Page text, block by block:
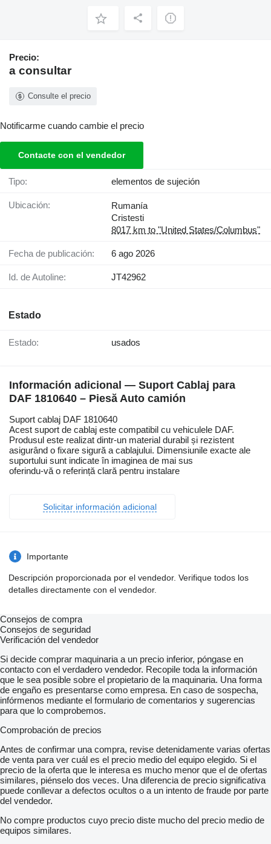
Precio:
a consultar
Consulte el precio
Notificarme cuando cambie el precio
Contacte con el vendedor
Tipo: elementos de sujeción
Ubicación:
Rumanía
Cristesti
8017 km to "United States/Columbus"
Fecha de publicación: 6 ago 2026
Id. de Autoline: JT42962
Estado
Estado: usados
Información adicional — Suport Cablaj para
DAF 1810640 – Piesă Auto camión
Suport cablaj DAF 1810640
Acest suport de cablaj este compatibil cu vehiculele DAF.
Produsul este realizat dintr-un material durabil și rezistent
asigurând o fixare sigură a cablajului. Dimensiunile exacte ale
suportului sunt indicate în imaginea de mai sus
oferindu-vă o referință clară pentru instalare
Solicitar información adicional
Importante
Descripción proporcionada por el vendedor. Verifique todos los
detalles directamente con el vendedor.
Consejos de compra
Consejos de seguridad
Verificación del vendedor
Si decide comprar maquinaria a un precio inferior, póngase en
contacto con el verdadero vendedor. Recopile toda la información
que le sea posible sobre el propietario de la maquinaria. Una forma
de engaño es presentarse como empresa. En caso de sospecha,
infórmenos mediante el formulario de comentarios y sugerencias
para que lo comprobemos.
Comprobación de precios
Antes de confirmar una compra, revise detenidamente varias ofertas
de venta para ver cuál es el precio medio del equipo elegido. Si el
precio de la oferta que le interesa es mucho menor que el de ofertas
similares, piénselo dos veces. Una diferencia de precio significativa
puede conllevar a defectos ocultos o a un intento de fraude por parte
del vendedor.
No compre productos cuyo precio diste mucho del precio medio de
equipos similares.